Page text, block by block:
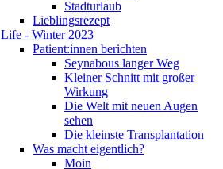
Stadturlaub
Lieblingsrezept
Life - Winter 2023
Patient:innen berichten
Seynabous langer Weg
Kleiner Schnitt mit großer
Wirkung
Die Welt mit neuen Augen
sehen
Die kleinste Transplantation
Was macht eigentlich?
Moin